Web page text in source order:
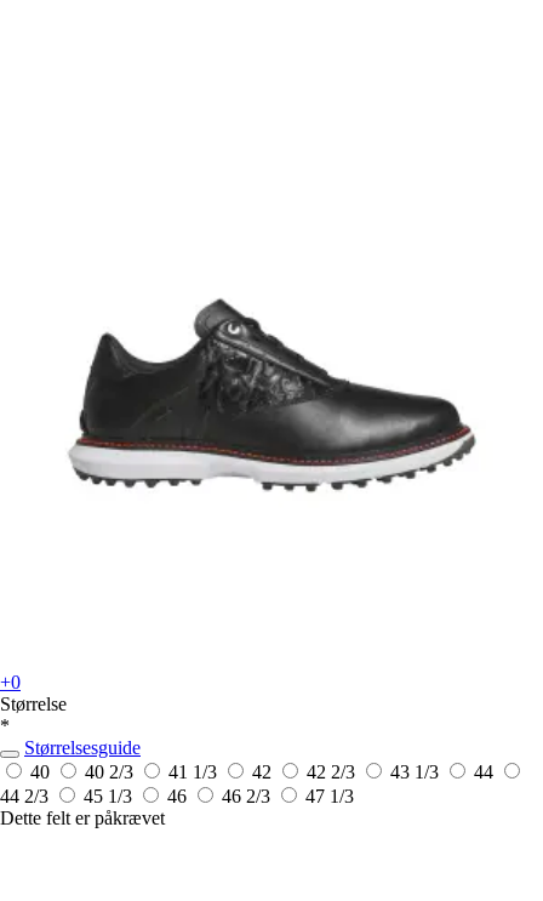
+0
Størrelse
*
Størrelsesguide
40
40 2/3 41 1/3 42 42 2/3 43 1/3
44
44 2/3
45 1/3 46 46 2/3
47 1/3
Dette felt er påkrævet